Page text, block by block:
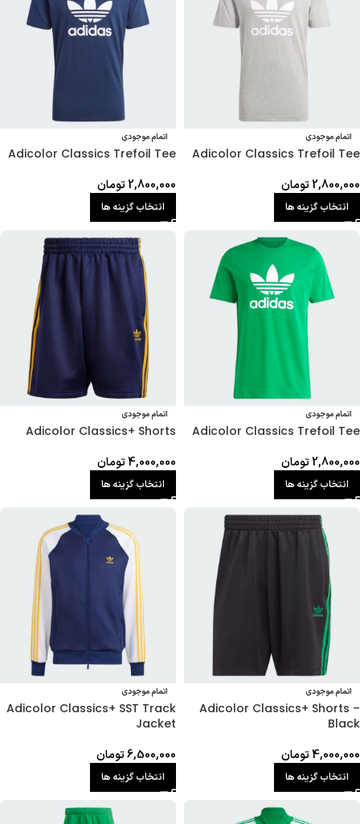
اتمام موجودی
Adicolor Classics Trefoil Tee
2,800,000تومان
انتخاب گزینه ها
اتمام موجودی
Adicolor Classics Trefoil Tee
2,800,000تومان
انتخاب گزینه ها
اتمام موجودی
Adicolor Classics Trefoil Tee
2,800,000تومان
انتخاب گزینه ها
اتمام موجودی
Adicolor Classics+ Shorts
4,000,000تومان
انتخاب گزینه ها
اتمام موجودی
Adicolor Classics+ Shorts –
Black
4,000,000تومان
انتخاب گزینه ها
اتمام موجودی
Adicolor Classics+ SST Track
Jacket
6,500,000تومان
انتخاب گزینه ها